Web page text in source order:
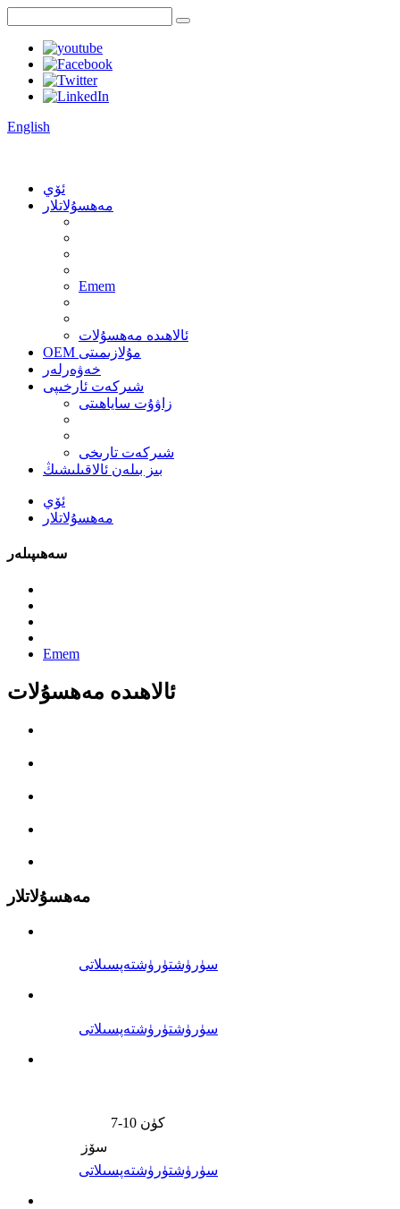
English
ئۆي
مەھسۇلاتلار
Emem
ئالاھىدە مەھسۇلات
OEM مۇلازىمىتى
خەۋەرلەر
شىركەت ئارخىپى
زاۋۇت ساياھىتى
شىركەت تارىخى
بىز بىلەن ئالاقىلىشىڭ
ئۆي
مەھسۇلاتلار
سەھىپىلەر
Emem
ئالاھىدە مەھسۇلات
مەھسۇلاتلار
سۈرۈشتۈرۈشتەپسىلاتى
سۈرۈشتۈرۈشتەپسىلاتى
7-10 كۈن
سۆز
سۈرۈشتۈرۈشتەپسىلاتى